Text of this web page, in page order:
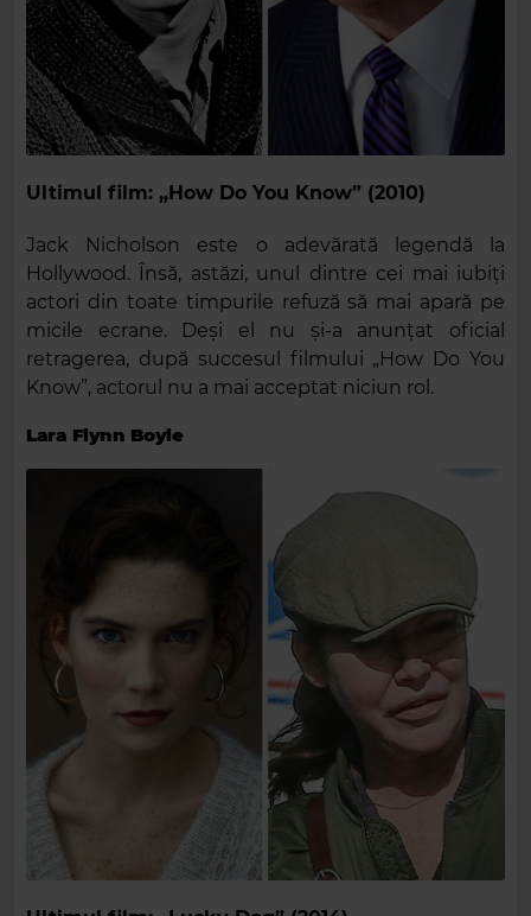
Ultimul film: „How Do You Know” (2010)
Jack Nicholson este o adevărată legendă la
Hollywood. Însă, astăzi, unul dintre cei mai iubiți
actori din toate timpurile refuză să mai apară pe
micile ecrane. Deși el nu și-a anunțat oficial
retragerea, după succesul filmului „How Do You
Know”, actorul nu a mai acceptat niciun rol.
Lara Flynn Boyle